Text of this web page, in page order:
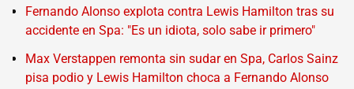
Fernando Alonso explota contra Lewis Hamilton tras su
accidente en Spa: "Es un idiota, solo sabe ir primero"
Max Verstappen remonta sin sudar en Spa, Carlos Sainz
pisa podio y Lewis Hamilton choca a Fernando Alonso